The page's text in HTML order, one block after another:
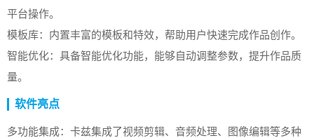
平台操作。
模板库：内置丰富的模板和特效，帮助用户快速完成作品创作。
智能优化：具备智能优化功能，能够自动调整参数，提升作品质
量。
软件亮点
多功能集成：卡兹集成了视频剪辑、音频处理、图像编辑等多种